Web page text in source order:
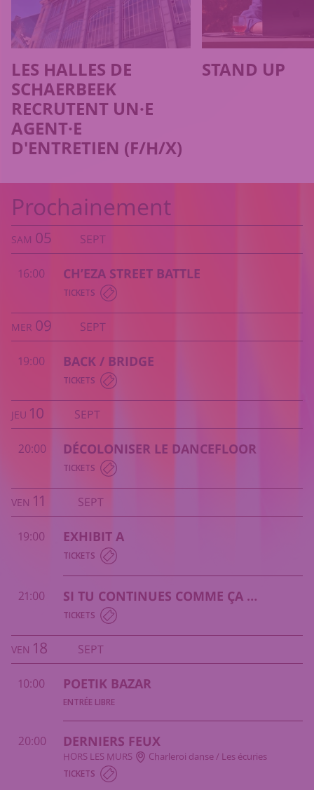
LES HALLES DE
SCHAERBEEK
RECRUTENT UN·E
AGENT·E
D'ENTRETIEN (F/H/X)
STAND UP
Prochainement
SAM 05 SEPT
16:00 CH’EZA STREET BATTLE
TICKETS
MER 09 SEPT
19:00 BACK / BRIDGE
TICKETS
JEU 10 SEPT
20:00 DÉCOLONISER LE DANCEFLOOR
TICKETS
VEN 11 SEPT
19:00 EXHIBIT A
TICKETS
21:00 SI TU CONTINUES COMME ÇA ...
TICKETS
VEN 18 SEPT
10:00 POETIK BAZAR
ENTRÉE LIBRE
20:00 DERNIERS FEUX
HORS LES MURS Charleroi danse / Les écuries
TICKETS